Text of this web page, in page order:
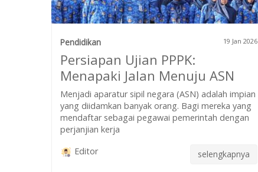
Pendidikan 19 Jan 2026
Persiapan Ujian PPPK:
Menapaki Jalan Menuju ASN
Menjadi aparatur sipil negara (ASN) adalah impian
yang diidamkan banyak orang. Bagi mereka yang
mendaftar sebagai pegawai pemerintah dengan
perjanjian kerja
Editor
selengkapnya